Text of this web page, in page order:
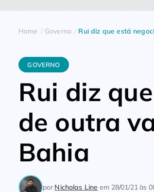
Home Governo Rui diz que está
GOVERNO
Rui diz
de outra
Bahia
por Nicholas Line em 28/01/21 às